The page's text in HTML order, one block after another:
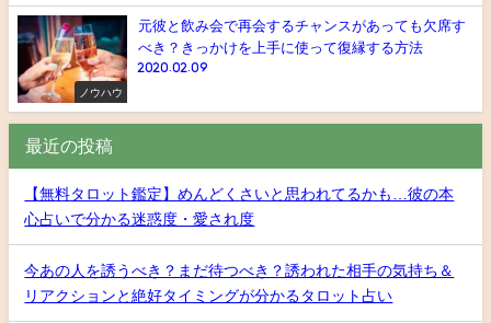
ノウハウ
元彼と飲み会で再会するチャンスがあっても欠席す
べき？きっかけを上手に使って復縁する方法
2020.02.09
最近の投稿
【無料タロット鑑定】めんどくさいと思われてるかも…彼の本
心占いで分かる迷惑度・愛され度
今あの人を誘うべき？まだ待つべき？誘われた相手の気持ち＆
リアクションと絶好タイミングが分かるタロット占い